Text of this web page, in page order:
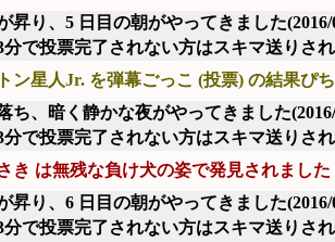
昇り、5 日目の朝がやってきました
分で投票完了されない方はスキマ送りさ
ン星人Jr. を弾幕ごっこ (投票) の結果ぴ
ち、暗く静かな夜がやってきました
分で投票完了されない方はスキマ送りさ
き は無残な負け犬の姿で発見されました
昇り、6 日目の朝がやってきました
分で投票完了されない方はスキマ送りさ